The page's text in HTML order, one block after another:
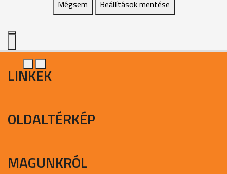
Mégsem Beállítások mentése
LINKEK
OLDALTÉRKÉP
MAGUNKRÓL